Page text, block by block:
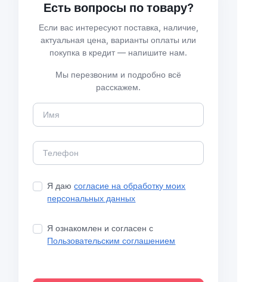
Есть вопросы по товару?
Если вас интересуют поставка, наличие,
актуальная цена, варианты оплаты или
покупка в кредит — напишите нам.
Мы перезвоним и подробно всё
расскажем.
Я даюсогласие на обработку моих
персональных данных
Я ознакомлен и согласен с
Пользовательским соглашением